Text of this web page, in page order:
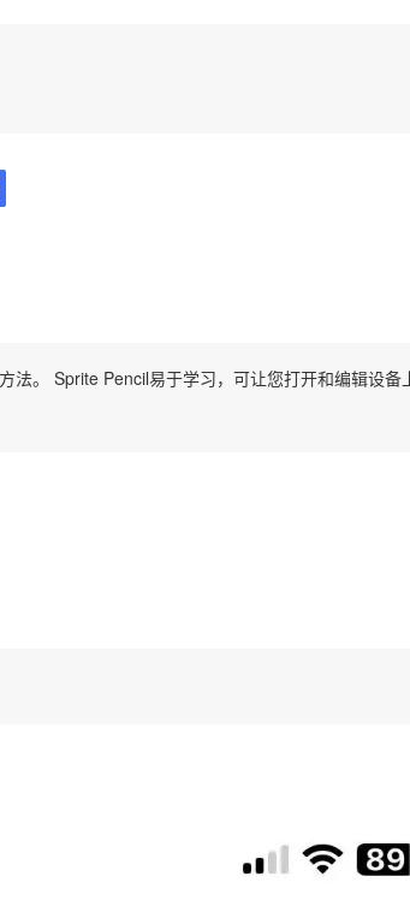
法。 Sprite Pencil易于学习，可让您打开和编辑设备